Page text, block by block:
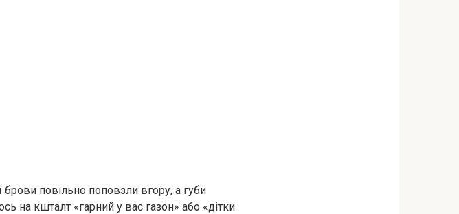
повільно поповзли вгору, а губи
на кшталт «гарний у вас газон» або «дітки